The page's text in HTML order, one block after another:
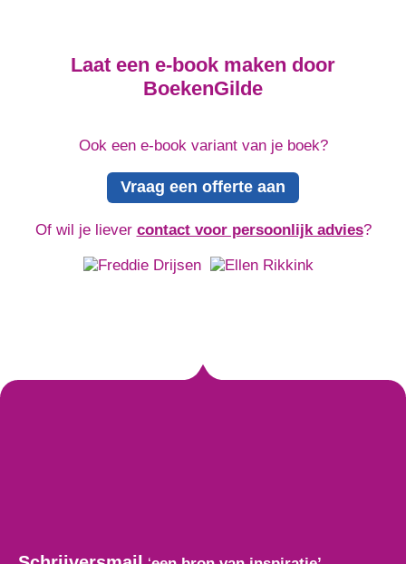
Laat een e-book maken door
BoekenGilde
Ook een e-book variant van je boek?
Vraag een offerte aan
Of wil je liever contact voor persoonlijk advies?